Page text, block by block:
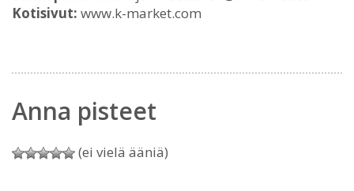
Kotisivut: www.k-market.com
Anna pisteet
(ei vielä ääniä)